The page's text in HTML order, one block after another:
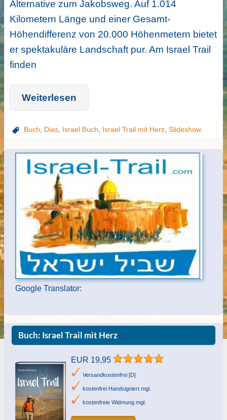
Alternative zum Jakobsweg. Auf 1.014
Kilometern Länge und einer Gesamt-
Höhendifferenz von 20.000 Höhenmetern bietet
er spektakuläre Landschaft pur. Am Israel Trail
finden
Weiterlesen
Buch Dias, Israel Buch Israel Trail mit Herz, Slideshow
Google Translator:
Buch: Israel Trail mit Herz
EUR 19,95
Versandkostenfrei [D]
kostenfrei Handsigniert mgl.
kostenfreie Widmung mgl.